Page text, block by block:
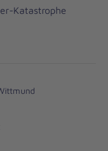
Katastrophe